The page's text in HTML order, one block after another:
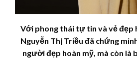
Với phong thái tự tin và vẻ đẹp
Nguyễn Thị Triều đã chứng
người đẹp hoàn mỹ, mà còn là